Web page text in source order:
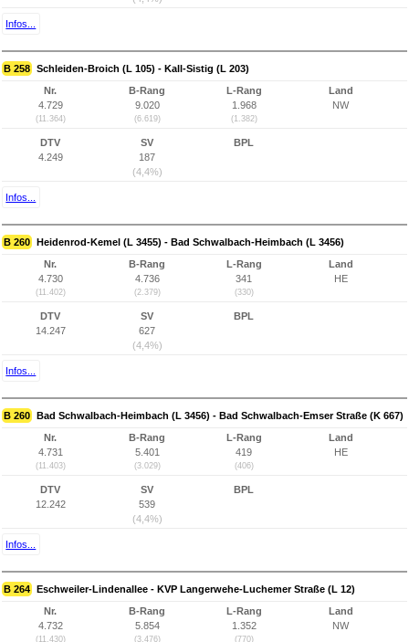
Infos...
B 258 Schleiden-Broich (L 105) - Kall-Sistig (L 203)
Nr.
4.729
(11.364)
B-Rang
9.020
(6.619)
L-Rang
1.968
(1.382)
Land
NW
DTV
4.249
SV
187
(4,4%)
BPL
Infos...
B 260 Heidenrod-Kemel (L 3455) - Bad Schwalbach-Heimbach (L 3456)
Nr.
4.730
(11.402)
B-Rang
4.736
(2.379)
L-Rang
341
(330)
Land
HE
DTV
14.247
SV
627
(4,4%)
BPL
Infos...
B 260 Bad Schwalbach-Heimbach (L 3456) - Bad Schwalbach-Emser Straße (K 667)
Nr.
4.731
(11.403)
B-Rang
5.401
(3.029)
L-Rang
419
(406)
Land
HE
DTV
12.242
SV
539
(4,4%)
BPL
Infos...
B 264 Eschweiler-Lindenallee - KVP Langerwehe-Luchemer Straße (L 12)
Nr.
4.732
(11.430)
B-Rang
5.854
(3.476)
L-Rang
1.352
(770)
Land
NW